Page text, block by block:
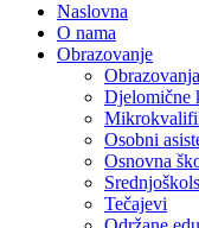
Naslovna
O nama
Obrazovanje
Djelomične
Osobni
Osnovna
Tečajevi